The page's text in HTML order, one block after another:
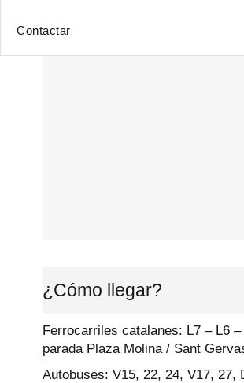
Contactar
¿Cómo llegar?
Ferrocarriles catalanes: L7 – L6 –
parada Plaza Molina / Sant
Autobuses: V15, 22, 24, V17, 27,